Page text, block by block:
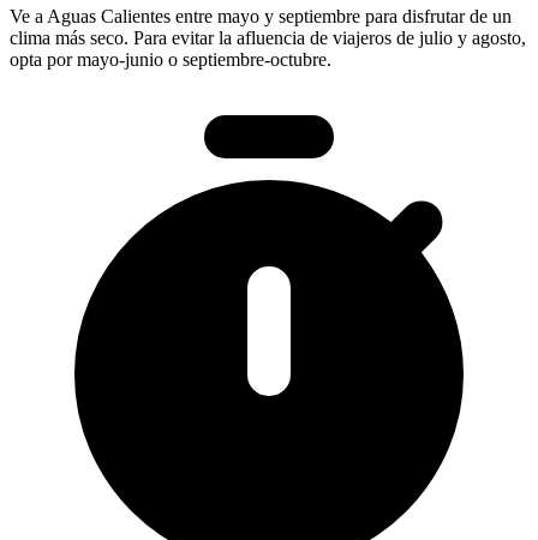
Ve a Aguas Calientes entre mayo y septiembre para disfrutar de un
clima más seco. Para evitar la afluencia de viajeros de julio y agosto,
opta por mayo-junio o septiembre-octubre.